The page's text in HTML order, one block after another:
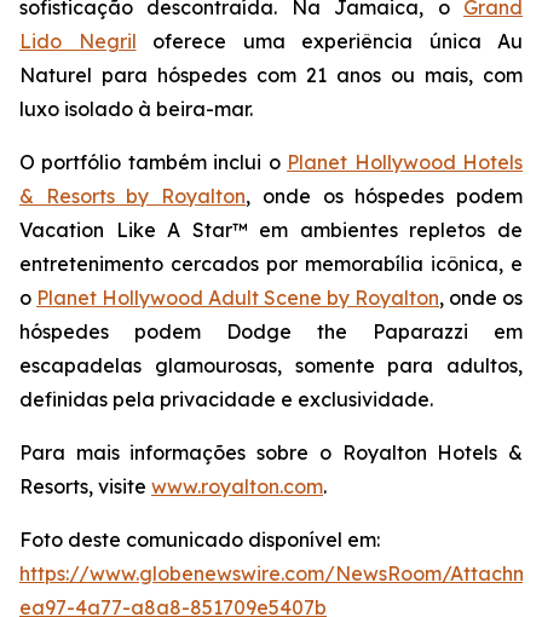
sofisticação descontraída. Na Jamaica, o Grand
Lido Negril oferece uma experiência única Au
Naturel para hóspedes com 21 anos ou mais, com
luxo isolado à beira-mar.
O portfólio também inclui o Planet Hollywood Hotels
& Resorts by Royalton, onde os hóspedes podem
Vacation Like A Star™ em ambientes repletos de
entretenimento cercados por memorabília icônica, e
o Planet Hollywood Adult Scene by Royalton, onde os
hóspedes podem Dodge the Paparazzi em
escapadelas glamourosas, somente para adultos,
definidas pela privacidade e exclusividade.
Para mais informações sobre o Royalton Hotels &
Resorts, visite www.royalton.com.
Foto deste comunicado disponível em:
https://www.globenewswire.com/NewsRoom/
ea97-4a77-a8a8-851709e5407b